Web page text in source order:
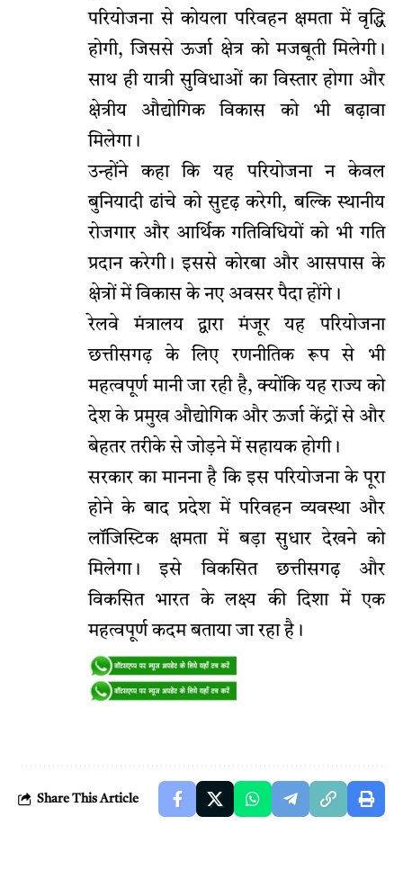
परियोजना से कोयला परिवहन क्षमता में वृद्धि
होगी, जिससे ऊर्जा क्षेत्र को मजबूती मिलेगी।
साथ ही यात्री सुविधाओं का विस्तार होगा और
क्षेत्रीय औद्योगिक विकास को भी बढ़ावा
मिलेगा।
उन्होंने कहा कि यह परियोजना न केवल
बुनियादी ढांचे को सुदृढ़ करेगी, बल्कि स्थानीय
रोजगार और आर्थिक गतिविधियों को भी गति
प्रदान करेगी। इससे कोरबा और आसपास के
क्षेत्रों में विकास के नए अवसर पैदा होंगे।
रेलवे मंत्रालय द्वारा मंजूर यह परियोजना
छत्तीसगढ़ के लिए रणनीतिक रूप से भी
महत्वपूर्ण मानी जा रही है, क्योंकि यह राज्य को
देश के प्रमुख औद्योगिक और ऊर्जा केंद्रों से और
बेहतर तरीके से जोड़ने में सहायक होगी।
सरकार का मानना है कि इस परियोजना के पूरा
होने के बाद प्रदेश में परिवहन व्यवस्था और
लॉजिस्टिक क्षमता में बड़ा सुधार देखने को
मिलेगा। इसे विकसित छत्तीसगढ़ और
विकसित भारत के लक्ष्य की दिशा में एक
महत्वपूर्ण कदम बताया जा रहा है।
Share This Article